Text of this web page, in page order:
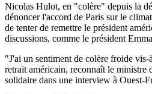
Nicolas Hulot, en "colère" depuis la
dénoncer l'accord de Paris sur le
de tenter de remettre le président
discussions, comme le président
"J'ai un sentiment de colère froide
retrait américain, reconnaît le ministre
solidaire dans une interview à Ouest-